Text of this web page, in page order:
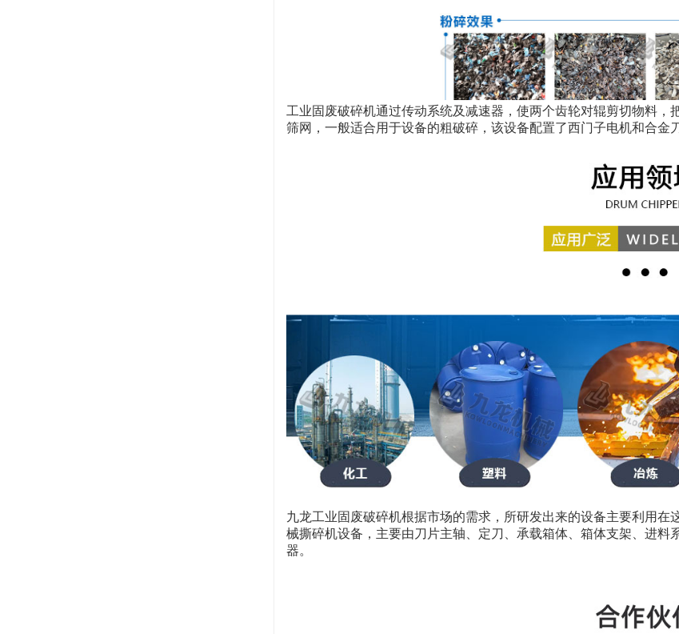
工业固废破碎机通过传动系统及减速器，使两个齿轮对辊剪切物料
筛网，一般适合用于设备的粗破碎，该设备配置了西门子电机和合金
九龙工业固废破碎机根据市场的需求，所研发出来的设备主要利用
械撕碎机设备，主要由刀片主轴、定刀、承载箱体、箱体支架、进
器。